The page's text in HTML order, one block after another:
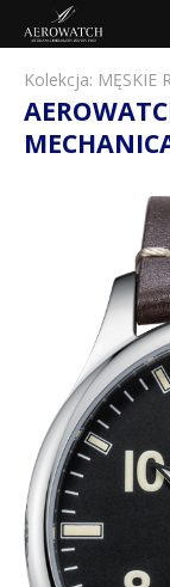
Kolekcja: MĘSKIE